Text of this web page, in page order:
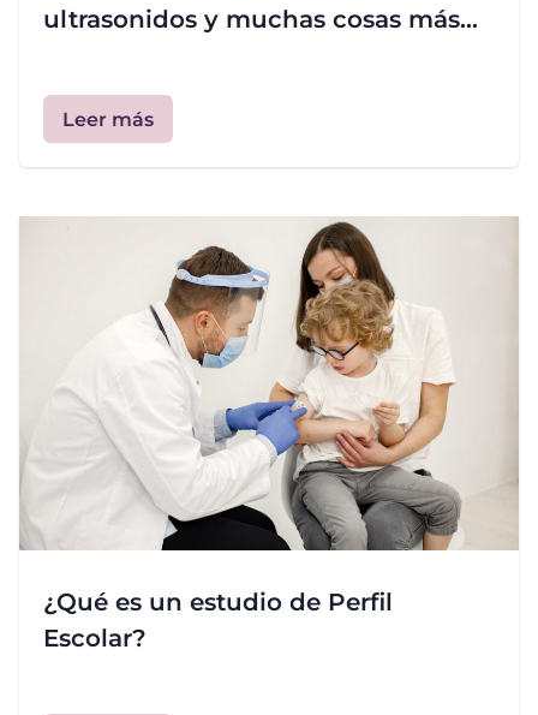
ultrasonidos y muchas cosas más...
Leer más
¿Qué es un estudio de Perfil
Escolar?